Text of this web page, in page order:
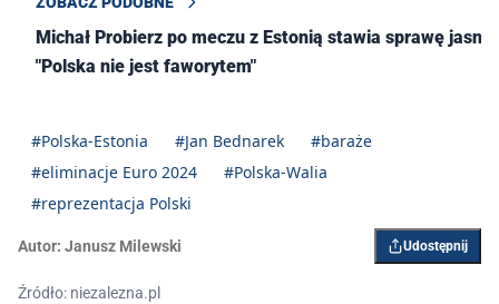
Michał Probierz po meczu z Estonią stawia sprawę jasno:
"Polska nie jest faworytem"
#Polska-Estonia #Jan Bednarek
#baraże
#eliminacje Euro 2024
#Polska-Walia
#reprezentacja Polski
Autor: Janusz Milewski Udostępnij
Źródło: niezalezna.pl